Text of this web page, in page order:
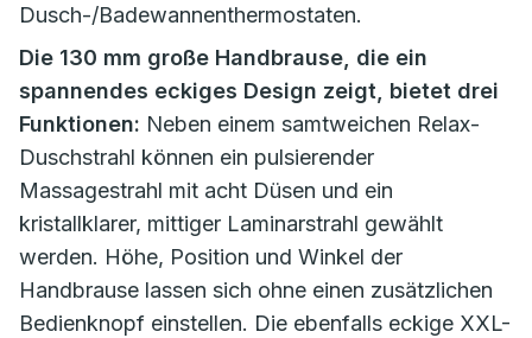
Dusch-/Badewannenthermostaten.
Die 130 mm große Handbrause, die ein
spannendes eckiges Design zeigt, bietet drei
Funktionen: Neben einem samtweichen Relax-
Duschstrahl können ein pulsierender
Massagestrahl mit acht Düsen und ein
kristallklarer, mittiger Laminarstrahl gewählt
werden. Höhe, Position und Winkel der
Handbrause lassen sich ohne einen zusätzlichen
Bedienknopf einstellen. Die ebenfalls eckige XXL-